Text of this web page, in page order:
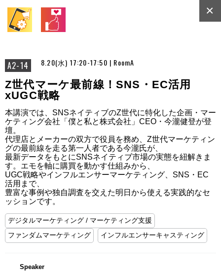
A2-14 8.20(水) 17:20-17:50 | RoomA
×
Z世代マーケ最前線！SNS・EC活用
xUGC戦略
本講演では、SNSネイティブのZ世代に特化した企画・マー
ケティング会社「僕と私と株式会社」CEO・今瀧健登が登
壇。
代理店とメーカーの双方で役員を務め、Z世代マーケティン
グの最前線を走る第一人者である今瀧氏が、
最新データをもとにSNSネイティブ市場の実態を紐解きま
す。エモを軸に購買を動かす仕組みから、
UGC戦略やインフルエンサーマーケティング、SNS・EC
活用まで、
豊富な事例や独自調査を交えた明日から使える実践的なセ
ッションです。
デジタルマーケティング / マーケティング支援
ファンダムマーケティング
インフルエンサーキャスティング
Speaker